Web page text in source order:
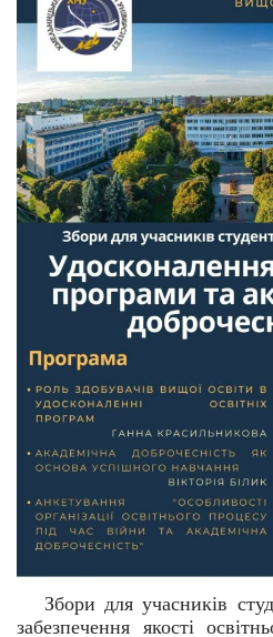
Збори для учасників
забезпечення якості